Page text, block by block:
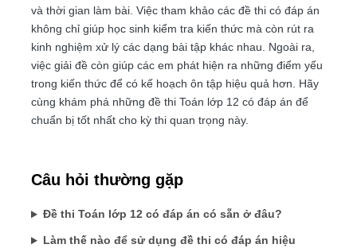
và thời gian làm bài. Việc tham khảo các đề thi có đáp án
không chỉ giúp học sinh kiểm tra kiến thức mà còn rút ra
kinh nghiệm xử lý các dạng bài tập khác nhau. Ngoài ra,
việc giải đề còn giúp các em phát hiện ra những điểm yếu
trong kiến thức để có kế hoạch ôn tập hiệu quả hơn. Hãy
cùng khám phá những đề thi Toán lớp 12 có đáp án để
chuẩn bị tốt nhất cho kỳ thi quan trọng này.
Câu hỏi thường gặp
Đề thi Toán lớp 12 có đáp án có sẵn ở đâu?
Làm thế nào để sử dụng đề thi có đáp án hiệu